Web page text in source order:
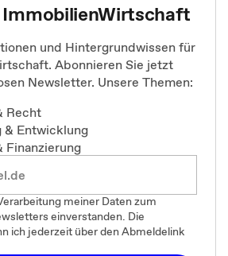
und Hintergrundwissen für
Abonnieren Sie jetzt
Newsletter. Unsere Themen:
Recht
& Entwicklung
Finanzierung
meiner Daten zum
einverstanden. Die
ich jederzeit über den Abmeldelink